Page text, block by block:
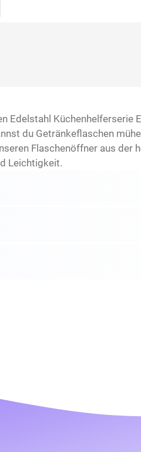
Edelstahl Küchenhelferserie
du Getränkeflaschen
Flaschenöffner aus der
Leichtigkeit.